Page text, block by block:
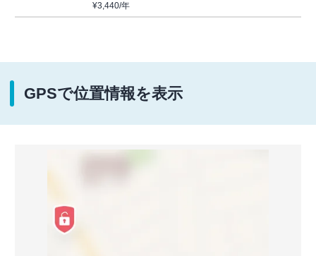
¥3,440/年
GPSで位置情報を表示